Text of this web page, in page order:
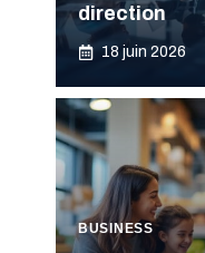
direction
18 juin 2026
BUSINESS